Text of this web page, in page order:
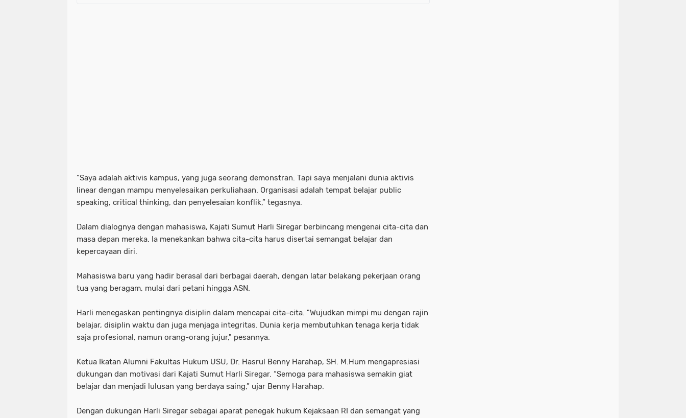
“Saya adalah aktivis kampus, yang juga seorang demonstran. Tapi saya menjalani dunia aktivis
linear dengan mampu menyelesaikan perkuliahaan. Organisasi adalah tempat belajar public
speaking, critical thinking, dan penyelesaian konflik,” tegasnya.
Dalam dialognya dengan mahasiswa, Kajati Sumut Harli Siregar berbincang mengenai cita-cita dan
masa depan mereka. Ia menekankan bahwa cita-cita harus disertai semangat belajar dan
kepercayaan diri.
Mahasiswa baru yang hadir berasal dari berbagai daerah, dengan latar belakang pekerjaan orang
tua yang beragam, mulai dari petani hingga ASN.
Harli menegaskan pentingnya disiplin dalam mencapai cita-cita. "Wujudkan mimpi mu dengan rajin
belajar, disiplin waktu dan juga menjaga integritas. Dunia kerja membutuhkan tenaga kerja tidak
saja profesional, namun orang-orang jujur," pesannya.
Ketua Ikatan Alumni Fakultas Hukum USU, Dr. Hasrul Benny Harahap, SH. M.Hum mengapresiasi
dukungan dan motivasi dari Kajati Sumut Harli Siregar. “Semoga para mahasiswa semakin giat
belajar dan menjadi lulusan yang berdaya saing,” ujar Benny Harahap.
Dengan dukungan Harli Siregar sebagai aparat penegak hukum Kejaksaan RI dan semangat yang